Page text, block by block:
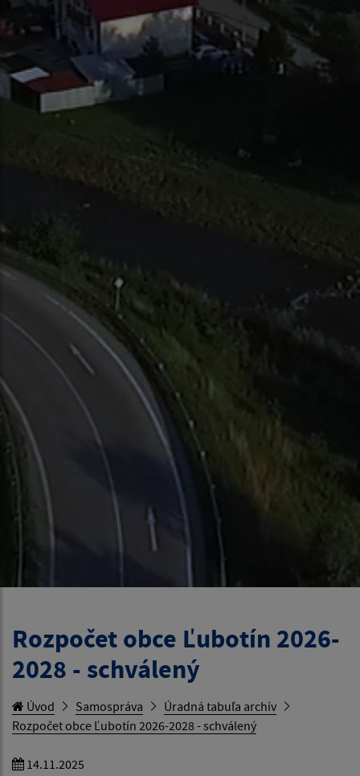
Rozpočet obce Ľubotín 2026-
2028 - schválený
Úvod Samospráva
Úradná tabuľa archív
Rozpočet obce Ľubotín 2026-2028 - schválený
14.11.2025